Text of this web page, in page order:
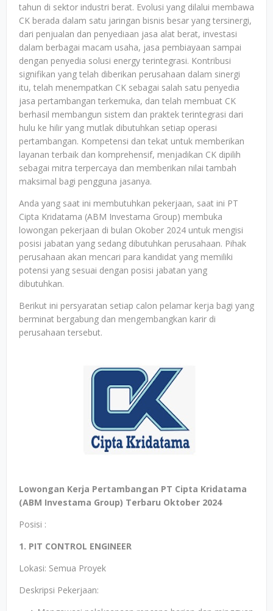
tahun di sektor industri berat. Evolusi yang dilalui membawa
CK berada dalam satu jaringan bisnis besar yang tersinergi,
dari penjualan dan penyediaan jasa alat berat, investasi
dalam berbagai macam usaha, jasa pembiayaan sampai
dengan penyedia solusi energy terintegrasi. Kontribusi
signifikan yang telah diberikan perusahaan dalam sinergi
itu, telah menempatkan CK sebagai salah satu penyedia
jasa pertambangan terkemuka, dan telah membuat CK
berhasil membangun sistem dan praktek terintegrasi dari
hulu ke hilir yang mutlak dibutuhkan setiap operasi
pertambangan. Kompetensi dan tekat untuk memberikan
layanan terbaik dan komprehensif, menjadikan CK dipilih
sebagai mitra terpercaya dan memberikan nilai tambah
maksimal bagi pengguna jasanya.
Anda yang saat ini membutuhkan pekerjaan, saat ini PT
Cipta Kridatama (ABM Investama Group) membuka
lowongan pekerjaan di bulan Okober 2024 untuk mengisi
posisi jabatan yang sedang dibutuhkan perusahaan. Pihak
perusahaan akan mencari para kandidat yang memiliki
potensi yang sesuai dengan posisi jabatan yang
dibutuhkan.
Berikut ini persyaratan setiap calon pelamar kerja bagi yang
berminat bergabung dan mengembangkan karir di
perusahaan tersebut.
Lowongan Kerja Pertambangan PT Cipta Kridatama
(ABM Investama Group) Terbaru Oktober 2024
Posisi :
1. PIT CONTROL ENGINEER
Lokasi: Semua Proyek
Deskripsi Pekerjaan: